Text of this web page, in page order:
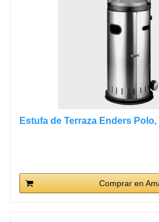
Estufa de Terraza Enders Polo,
Comprar en